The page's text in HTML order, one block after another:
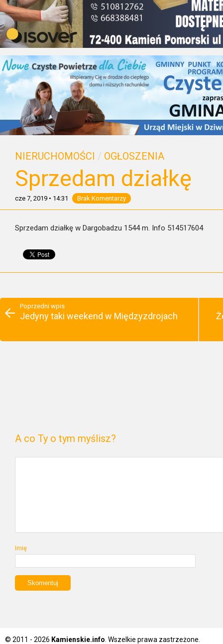
NIERUCHOMOŚCI / OGŁOSZENIA
Sprzedam działkę
cze 7, 2019 • 14:31 Brak Komentarzy
Sprzedam działkę w Dargobadzu 1544 m. Info 514517604
Poprzedni wpis
Jedyny taki weekend w Międzyzdrojach
A co Ty o tym myślisz?
Imię
© 2011 - 2026 Kamienskie.info . Wszelkie prawa zastrzeżone.